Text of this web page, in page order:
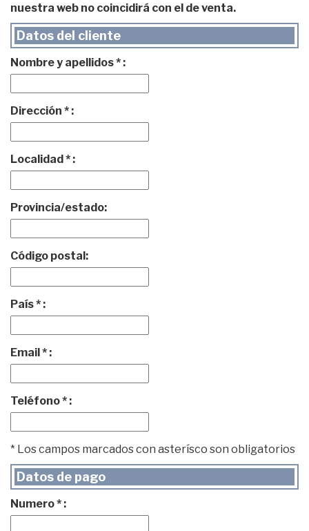
nuestra web no coincidirá con el de venta.
Datos del cliente
Nombre y apellidos * :
Dirección * :
Localidad * :
Provincia/estado:
Código postal:
País * :
Email * :
Teléfono * :
* Los campos marcados con asterísco son obligatorios
Datos de pago
Numero * :